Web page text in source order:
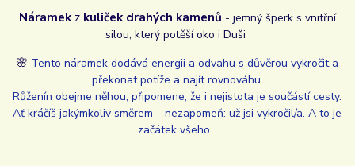
Náramekz kuliček drahých kamenů - jemný šperk s vnitřní
silou, který potěší oko i Duši
🌸 Tento náramek dodává energii a odvahu s důvěrou vykročit a
překonat potíže a najít rovnováhu.
Růženín obejme něhou, připomene, že i nejistota je součástí cesty.
Ať kráčíš jakýmkoliv směrem – nezapomeň: už jsi vykročil/a. A to je
začátek všeho...